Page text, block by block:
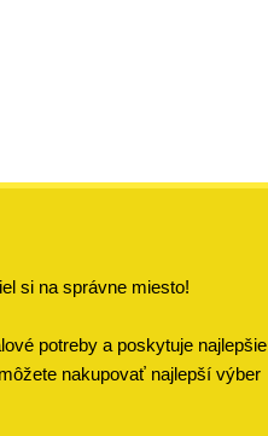
si na správne miesto!
potreby a poskytuje najlepšie
nakupovať najlepší výber